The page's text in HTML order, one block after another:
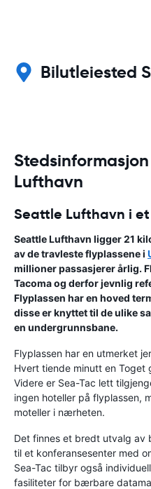
Bilutleiested
Lufthavn
Seattle Lufthavn i
Seattle Lufthavn ligger 21
av de travleste flyplassene i
millioner passasjerer årlig.
Tacoma og derfor jevnlig
Flyplassen har en hoved
disse er knyttet til de ulike
en undergrunnsbane.
Flyplassen har en utmerket
Hvert tiende minutt en Toget
Videre er Sea-Tac lett
ingen hoteller på flyplassen,
moteller i nærheten.
Det finnes et bredt utvalg av
til et konferansesenter med
Sea-Tac tilbyr også
fasiliteter for bærbare